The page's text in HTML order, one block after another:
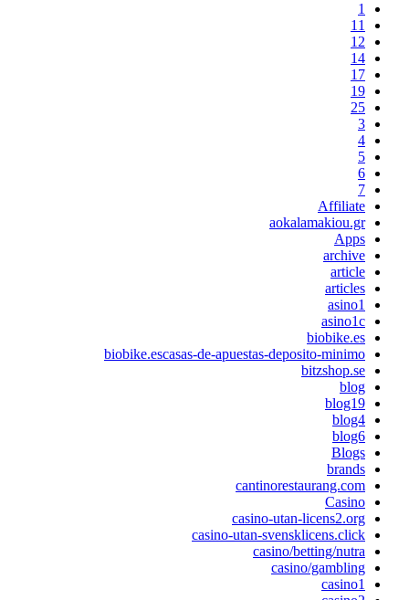
1
11
12
14
17
19
25
3
4
5
6
7
Affiliate
aokalamakiou.gr
Apps
archive
article
articles
asino1
asino1c
biobike.es
biobike.escasas-de-apuestas-deposito-minimo
bitzshop.se
blog
blog19
blog4
blog6
Blogs
brands
cantinorestaurang.com
Casino
casino-utan-licens2.org
casino-utan-svensklicens.click
casino/betting/nutra
casino/gambling
casino1